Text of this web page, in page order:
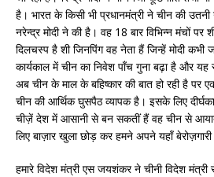
है। भारत के किसी भी प्रधानमंत्री ने चीन की उतनी
नरेन्द्र मोदी ने की है। वह 18 बार विभिन्न मंचों
दिलचस्प है शी जिनपिंग वह नेता हैं जिन्हें मोदी कभी
कार्यकाल में चीन का निवेश पाँच गुना बढ़ा है और
अब चीन के माल के बहिष्कार की बात हो रही है पर
चीन की आर्थिक घुसपैठ व्यापक है। इसके लिए
चीज़ें देश में आसानी से बन सकतीं हैं वह चीन से
लिए बाज़ार खुला छोड़ कर हमने अपने यहाँ
हमारे विदेश मंत्री एस जयशंकर ने चीनी विदेश मंत्री